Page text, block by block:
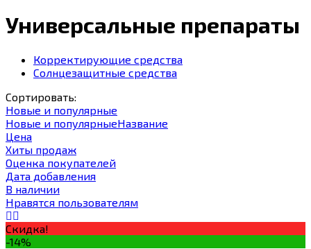
Универсальные препараты
Корректирующие средства
Солнцезащитные средства
Сортировать:
Новые и популярные
Новые и популярныеНазвание
Цена
Хиты продаж
Оценка покупателей
Дата добавления
В наличии
Нравятся пользователям
Скидка!
-14%